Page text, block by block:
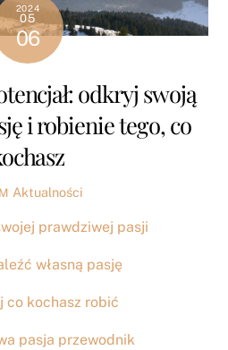
2024
05
06
odkryj swoją
i robienie tego, co
Aktualności
prawdziwej pasji
własną pasję
co kochasz robić
pasja przewodnik